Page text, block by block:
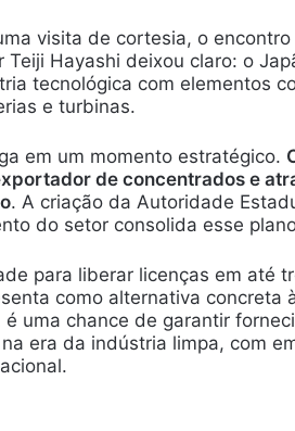
visita de cortesia, o
Teiji Hayashi deixou claro: o
tecnológica com elementos
e turbinas.
em um momento estratégico.
de concentrados e
. A criação da Autoridade
do setor consolida esse
para liberar licenças em até
como alternativa concreta
é uma chance de garantir
era da indústria limpa, com